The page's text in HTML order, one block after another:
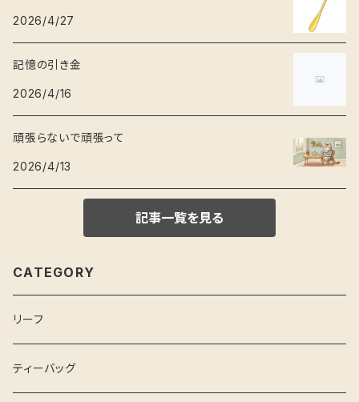
2026/4/27
記憶の引き金
2026/4/16
頑張らないで頑張って
2026/4/13
記事一覧を見る
CATEGORY
リーフ
ティーバッグ